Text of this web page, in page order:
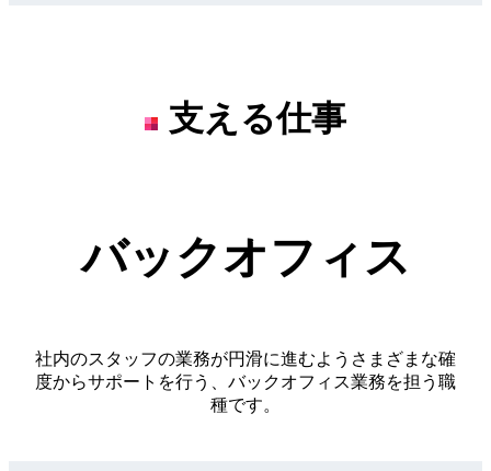
支える仕事
バックオフィス
社内のスタッフの業務が円滑に進むようさまざまな確
度からサポートを行う、バックオフィス業務を担う職
種です。